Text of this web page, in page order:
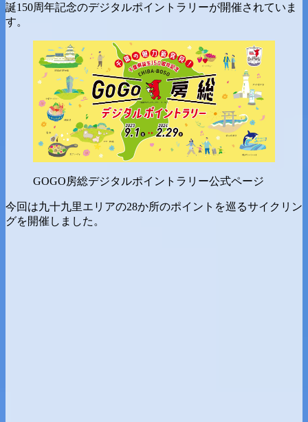
誕150周年記念のデジタルポイントラリーが開催されていま
す。
GOGO房総デジタルポイントラリー公式ページ
今回は九十九里エリアの28か所のポイントを巡るサイクリン
グを開催しました。